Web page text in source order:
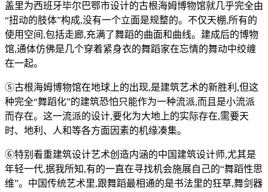
盖里为西班牙毕尔巴鄂市设计的古根海姆博物馆就几乎完全由
“扭动的肢体”构成,没有一个立面是规整的。不仅天棚,所有的
使用空间,包括走廊,充满了舞蹈的曲面和曲线。建成后的博物
馆,通体仿佛是几个穿着紧身衣的舞蹈家在忘情的舞动中绞缠
在一起。
⑤古根海姆博物馆在地球上的出现,是建筑艺术的新胜利,但这
种完全“舞蹈化”的建筑恐怕只能作为一种流派,而且是小流派
而存在。这一流派的设计,要化为大地上的实际存在,需要天
时、地利、人和等各方面因素的机缘凑集。
⑥特别看重建筑设计艺术创造内涵的中国建筑设计师,尤其是
年轻一代,据我所知,有的一直在寻找机会施展自己的“舞蹈性思
维”。中国传统艺术里,跟舞蹈最相通的是书法里的狂草,舞剑器